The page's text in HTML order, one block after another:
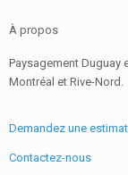
À propos
Paysagement Duguay
Montréal et Rive-Nord.
Demandez une
Contactez-nous